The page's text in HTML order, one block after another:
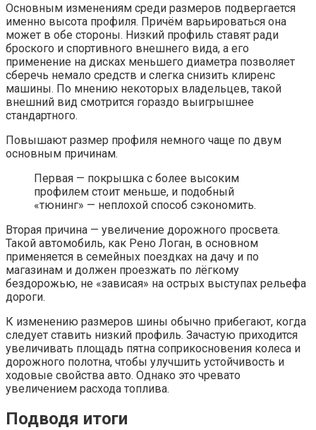
Основным изменениям среди размеров подвергается
именно высота профиля. Причём варьироваться она
может в обе стороны. Низкий профиль ставят ради
броского и спортивного внешнего вида, а его
применение на дисках меньшего диаметра позволяет
сберечь немало средств и слегка снизить клиренс
машины. По мнению некоторых владельцев, такой
внешний вид смотрится гораздо выигрышнее
стандартного.
Повышают размер профиля немного чаще по двум
основным причинам.
Первая — покрышка с более высоким
профилем стоит меньше, и подобный
«тюнинг» — неплохой способ сэкономить.
Вторая причина — увеличение дорожного просвета.
Такой автомобиль, как Рено Логан, в основном
применяется в семейных поездках на дачу и по
магазинам и должен проезжать по лёгкому
бездорожью, не «зависая» на острых выступах рельефа
дороги.
К изменению размеров шины обычно прибегают, когда
следует ставить низкий профиль. Зачастую приходится
увеличивать площадь пятна соприкосновения колеса и
дорожного полотна, чтобы улучшить устойчивость и
ходовые свойства авто. Однако это чревато
увеличением расхода топлива.
Подводя итоги